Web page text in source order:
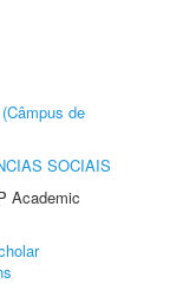
de
SOCIAIS
Academic